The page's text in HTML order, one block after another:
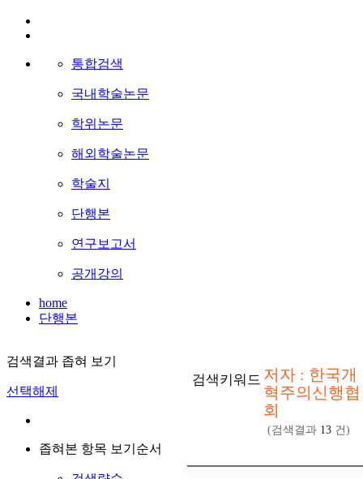
통합검색
국내학술논문
학위논문
해외학술논문
학술지
단행본
연구보고서
공개강의
home
단행본
검색결과 좁혀 보기
선택해제
좁혀본 항목 보기순서
검색키워드 저자 : 한국개
혁주의신행협
회
(검색결과 13 건)